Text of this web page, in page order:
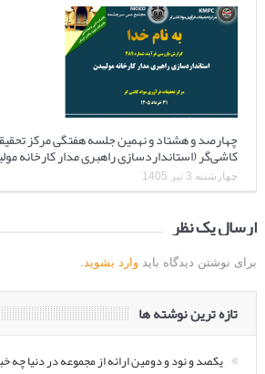
چهارصد و هشتاد و نهمین جلسه هفتگی مرکز
کاشی‌گر (استانداردسازی راهبری مدار کارخانه
چهارشنبه 3 تیر 1405
ارسال یک نظر
برای نوشتن دیدگاه باید وارد بشوید.
تازه ترین نوشته ها
یکصد و نود و دومین ارائه از مجموعه در دنیا چه